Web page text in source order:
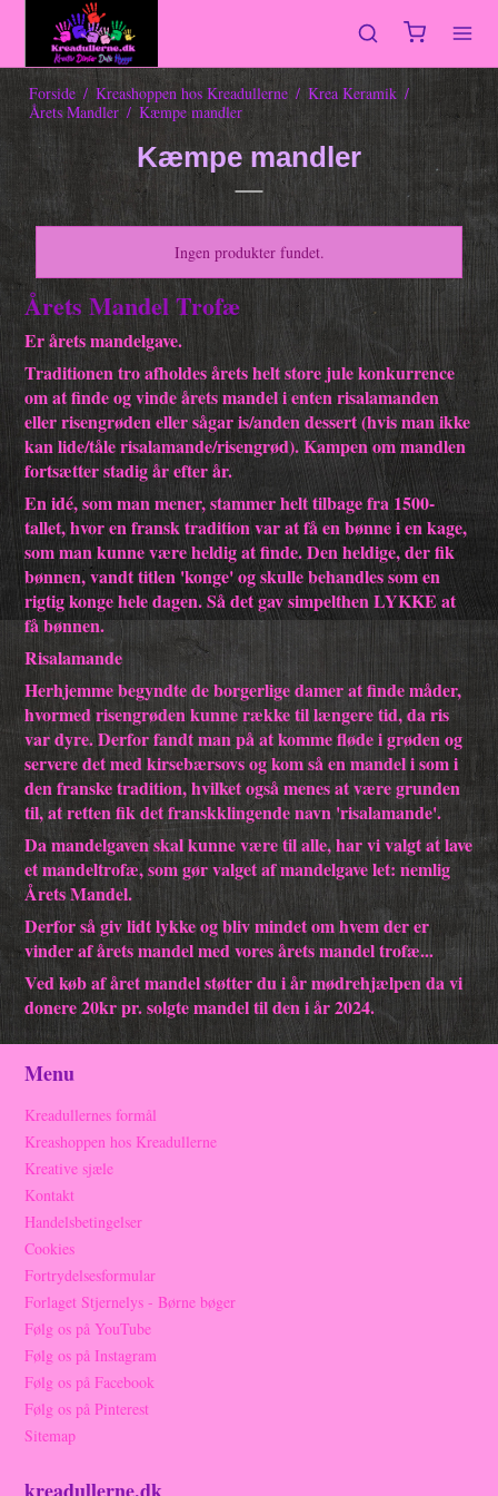
Forside / Kreashoppen hos Kreadullerne / Krea Keramik /
Årets Mandler / Kæmpe mandler
Kæmpe mandler
Ingen produkter fundet.
Årets Mandel Trofæ
Er årets mandelgave.
Traditionen tro afholdes årets helt store jule konkurrence
om at finde og vinde årets mandel i enten risalamanden
eller risengrøden eller sågar is/anden dessert (hvis man ikke
kan lide/tåle risalamande/risengrød). Kampen om mandlen
fortsætter stadig år efter år.
En idé, som man mener, stammer helt tilbage fra 1500-
tallet, hvor en fransk tradition var at få en bønne i en kage,
som man kunne være heldig at finde. Den heldige, der fik
bønnen, vandt titlen 'konge' og skulle behandles som en
rigtig konge hele dagen. Så det gav simpelthen LYKKE at
få bønnen.
Risalamande
Herhjemme begyndte de borgerlige damer at finde måder,
hvormed risengrøden kunne række til længere tid, da ris
var dyre. Derfor fandt man på at komme fløde i grøden og
servere det med kirsebærsovs og kom så en mandel i som i
den franske tradition, hvilket også menes at være grunden
til, at retten fik det franskklingende navn 'risalamande'.
Da mandelgaven skal kunne være til alle, har vi valgt at lave
et mandeltrofæ, som gør valget af mandelgave let: nemlig
Årets Mandel.
Derfor så giv lidt lykke og bliv mindet om hvem der er
vinder af årets mandel med vores årets mandel trofæ...
Ved køb af året mandel støtter du i år mødrehjælpen da vi
donere 20kr pr. solgte mandel til den i år 2024.
Menu
Kreadullernes formål
Kreashoppen hos Kreadullerne
Kreative sjæle
Kontakt
Handelsbetingelser
Cookies
Fortrydelsesformular
Forlaget Stjernelys - Børne bøger
Følg os på YouTube
Følg os på Instagram
Følg os på Facebook
Følg os på Pinterest
Sitemap